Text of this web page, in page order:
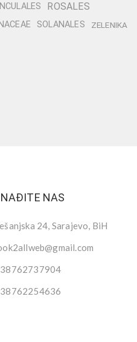
ROSALES
SOLANALES ZELENIKA
NAS
24, Sarajevo, BiH